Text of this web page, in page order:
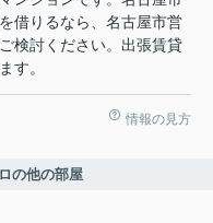
借りるなら、名古屋市営
検討ください。出張賃貸
す。
情報の見方
の他の部屋